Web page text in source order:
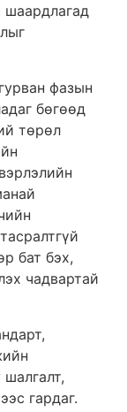
шаардлагад
фазын
бөгөөд
төрөл
бат бэх,
чадвартай
гардаг.